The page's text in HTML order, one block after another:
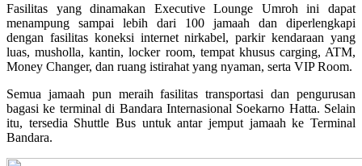
Fasilitas yang dinamakan Executive Lounge Umroh ini dapat
menampung sampai lebih dari 100 jamaah dan diperlengkapi
dengan fasilitas koneksi internet nirkabel, parkir kendaraan yang
luas, musholla, kantin, locker room, tempat khusus carging, ATM,
Money Changer, dan ruang istirahat yang nyaman, serta VIP Room.
Semua jamaah pun meraih fasilitas transportasi dan pengurusan
bagasi ke terminal di Bandara Internasional Soekarno Hatta. Selain
itu, tersedia Shuttle Bus untuk antar jemput jamaah ke Terminal
Bandara.